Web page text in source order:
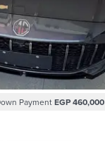
Payment EGP 460,000